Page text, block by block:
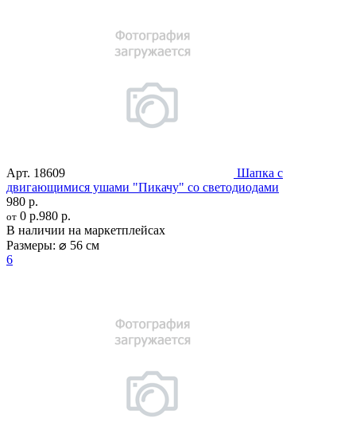
Арт. 18609
Шапка с
двигающимися ушами "Пикачу" со светодиодами
980 р.
от 0 р.980 р.
В наличии на маркетплейсах
Размеры: ⌀ 56 см
6